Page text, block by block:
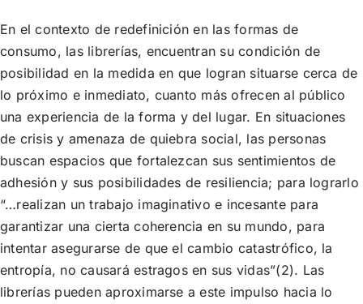
En el contexto de redefinición en las formas de
consumo, las librerías, encuentran su condición de
posibilidad en la medida en que logran situarse cerca de
lo próximo e inmediato, cuanto más ofrecen al público
una experiencia de la forma y del lugar. En situaciones
de crisis y amenaza de quiebra social, las personas
buscan espacios que fortalezcan sus sentimientos de
adhesión y sus posibilidades de resiliencia; para lograrlo
“…realizan un trabajo imaginativo e incesante para
garantizar una cierta coherencia en su mundo, para
intentar asegurarse de que el cambio catastrófico, la
entropía, no causará estragos en sus vidas”(2). Las
librerías pueden aproximarse a este impulso hacia lo